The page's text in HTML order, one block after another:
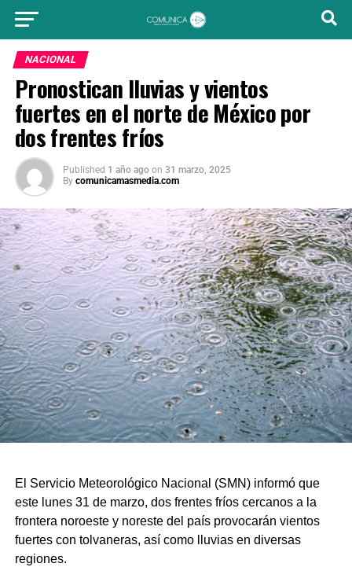
NACIONAL
Pronostican lluvias y vientos
fuertes en el norte de México por
dos frentes fríos
Published 1 año ago on 31 marzo, 2025
By comunicamasmedia.com
El Servicio Meteorológico Nacional (SMN) informó que
este lunes 31 de marzo, dos frentes fríos cercanos a la
frontera noroeste y noreste del país provocarán vientos
fuertes con tolvaneras, así como lluvias en diversas
regiones.